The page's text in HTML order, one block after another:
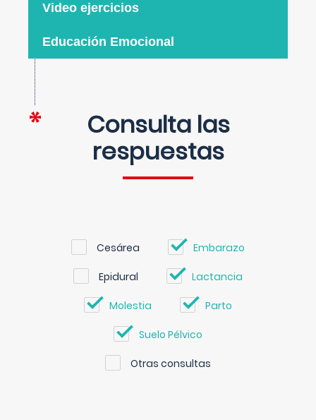
Video ejercicios
Educación Emocional
Consulta las
respuestas
Cesárea Embarazo
Epidural Lactancia
Molestia Parto
Suelo Pélvico
Otras consultas